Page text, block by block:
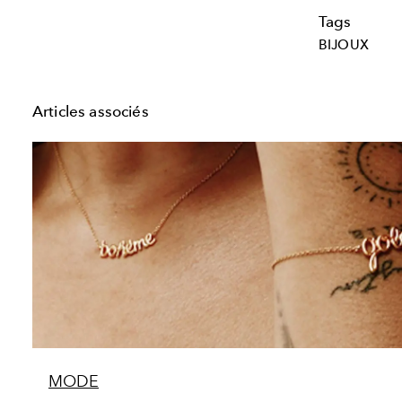
Tags
BIJOUX
Articles associés
MODE